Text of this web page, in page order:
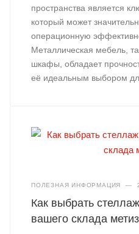
пространства является
который может
операционную
Металлическая мебель,
шкафы, обладает
её идеальным выбором
ПОЛЕЗНАЯ ИНФОРМАЦИЯ —
Как выбрать
вашего склада